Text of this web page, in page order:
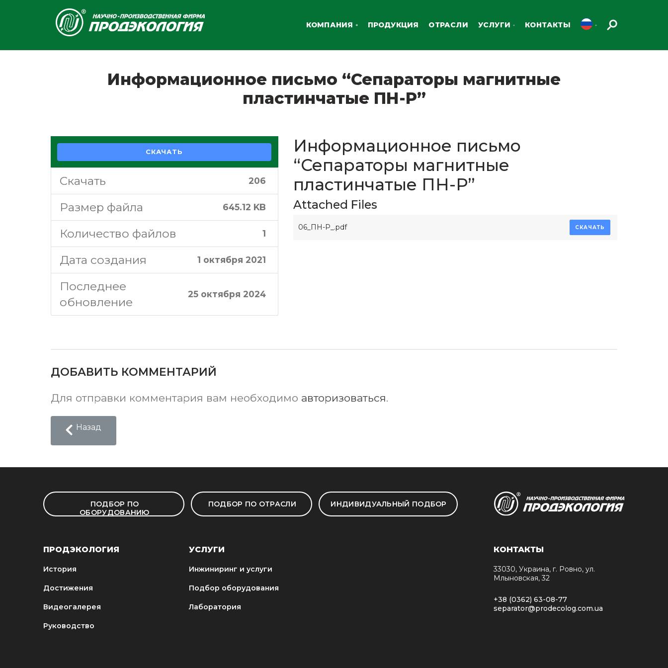
КОМПАНИЯ ПРОДУКЦИЯ ОТРАСЛИ УСЛУГИ КОНТАКТЫ
Информационное письмо “Сепараторы магнитные
пластинчатые ПН-Р”
СКАЧАТЬ
Скачать 206
Размер файла 645.12 KB
Количество файлов 1
Дата создания 1 октября 2021
Последнее
обновление
25 октября 2024
Информационное письмо
“Сепараторы магнитные
пластинчатые ПН-Р”
Attached Files
06_ПН-Р_.pdf СКАЧАТЬ
ДОБАВИТЬ КОММЕНТАРИЙ
Для отправки комментария вам необходимо авторизоваться.
Назад
ПОДБОР ПО
ОБОРУДОВАНИЮ
ПОДБОР ПО ОТРАСЛИ ИНДИВИДУАЛЬНЫЙ ПОДБОР
ПРОДЭКОЛОГИЯ
История
Достижения
Видеогалерея
Руководство
УСЛУГИ
Инжиниринг и услуги
Подбор оборудования
Лаборатория
КОНТАКТЫ
33030, Украина, г. Ровно, ул.
Млыновская, 32
+38 (0362) 63-08-77
separator@prodecolog.com.ua